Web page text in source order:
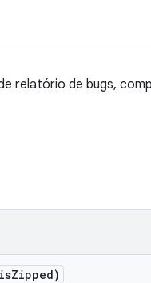
relatório de bugs,
Zipped)